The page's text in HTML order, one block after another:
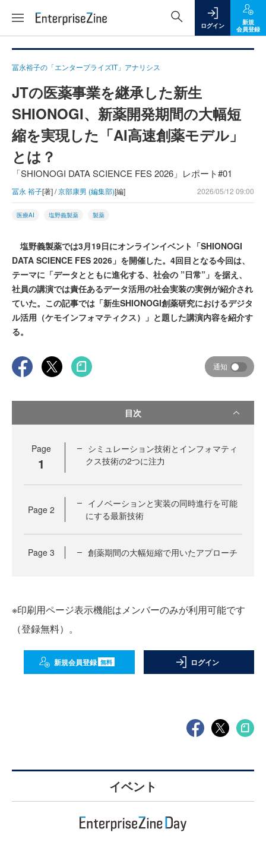
ログイン
新規
会員登録
冨永裕子の「エンタープライズIT」アナリシス
JTの医薬事業を継承した新生
SHIONOGI、新薬開発期間の大幅短
縮を実現した「AI高速創薬モデル」
とは？
「SHIONOGI DATA SCIENCE FES 2026」レポート#01
冨永 裕子[著] /京部康男 (編集部)[編] 2026/05/12 09:00
医療AI 塩野義製薬 製薬
塩野義製薬では3月19日にオンラインイベント「SHIONOGI
DATA SCIENCE FES 2026」を開催した。4回目となる今回は、
テーマに「データとともに進化する、社会の ”日常”」を据え、
社員の講演では責任あるデータ活用の社会実装の実例が紹介され
ていた。この記事では「新生SHIONOGI創薬研究におけるデジタ
ル活用（ケモインフォマティクス）」と題した講演内容を紹介す
る。
通知
目次
Page
1
シミュレーション技術とインフォマティ
クス技術の2つに注力
Page 2
イノベーションと実装の同時進行を可能
にする最新技術
Page 3 創薬期間の大幅短縮で用いたアプローチ
※印刷用ページ表示機能はメンバーのみが利用可能です
（登録無料）。
新規会員登録 無料 ログイン
イベント